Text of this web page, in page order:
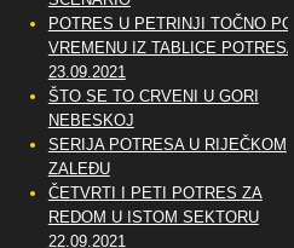
POTRES U PETRINJI TOČNO PO
VREMENU IZ TABLICE POTRESA
23.09.2021
ŠTO SE TO CRVENI U GORI
NEBESKOJ
SERIJA POTRESA U RIJEČKOM
ZALEĐU
ČETVRTI I PETI POTRES ZA
REDOM U ISTOM SEKTORU
22.09.2021